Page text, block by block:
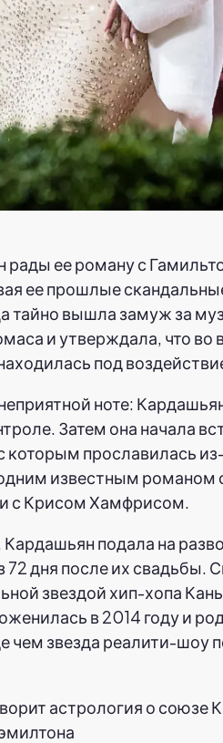
ее роману с
ее прошлые
тайно вышла замуж за
и утверждала, что во
под
ноте:
Затем она начала
прославилась
известным романом
с Крисом Хамфрисом.
подала на
дня после их свадьбы.
звездой хип-хопа
в 2014 году и
чем звезда реалити-шоу
астрология о союзе